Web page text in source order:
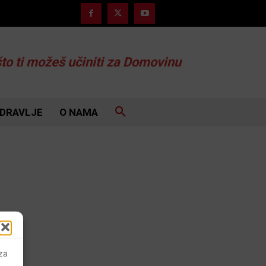
ti možeš učiniti za Domovinu
O NAMA